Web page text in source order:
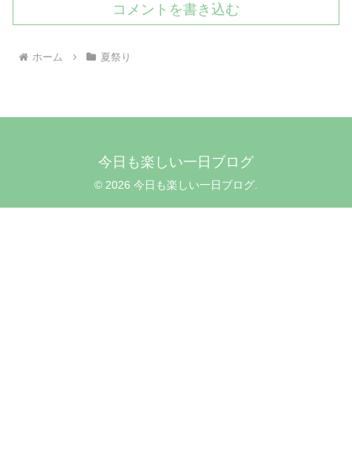
コメントを書き込む
ホーム 夏祭り
今日も楽しい一日ブログ
© 2026 今日も楽しい一日ブログ.